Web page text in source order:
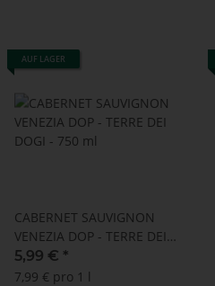
AUF LAGER
CABERNET SAUVIGNON
VENEZIA DOP - TERRE DEI
DOGI - 750 ml
5,99 € *
7,99 € pro 1 l